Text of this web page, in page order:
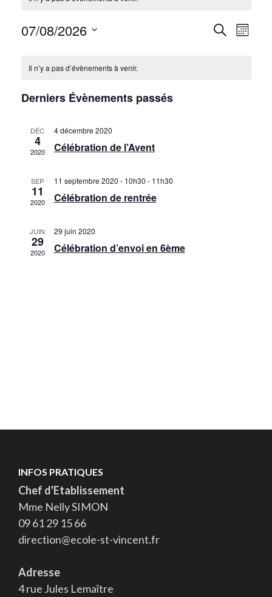
Recherche
Mois
07/08/2026
une
Calendrier
Il n’y a pas d’évènements à venir.
Derniers Évènements passés
DÉC
4
2020
4 décembre 2020
Célébration de l’Avent
SEP
11
2020
11 septembre 2020 - 10h30 - 11h30
Célébration de rentrée
JUIN
29
2020
29 juin 2020
Célébration d’envoi en 6ème
INFOS PRATIQUES
Chef d'Etablissement
Mme Nelly SIMON
09 61 29 15 66
direction@ecole-st-vincent.fr
Adresse
4 rue Jules Lemaître